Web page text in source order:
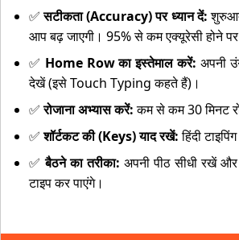
✅सटीकता (Accuracy) पर ध्यान दें:
आप बढ़ जाएगी। 95% से कम एक्यूरेसी होने पर
✅ Home Row का इस्तेमाल करें: अपनी
देखें (इसे Touch Typing कहते हैं)।
✅रोजाना अभ्यास करें:कम से कम 30 मिनट
✅शॉर्टकट की (Keys) याद रखें:हिंदी
✅बैठने का तरीका: अपनी पीठ सीधी रखें
टाइप कर पाएंगे।